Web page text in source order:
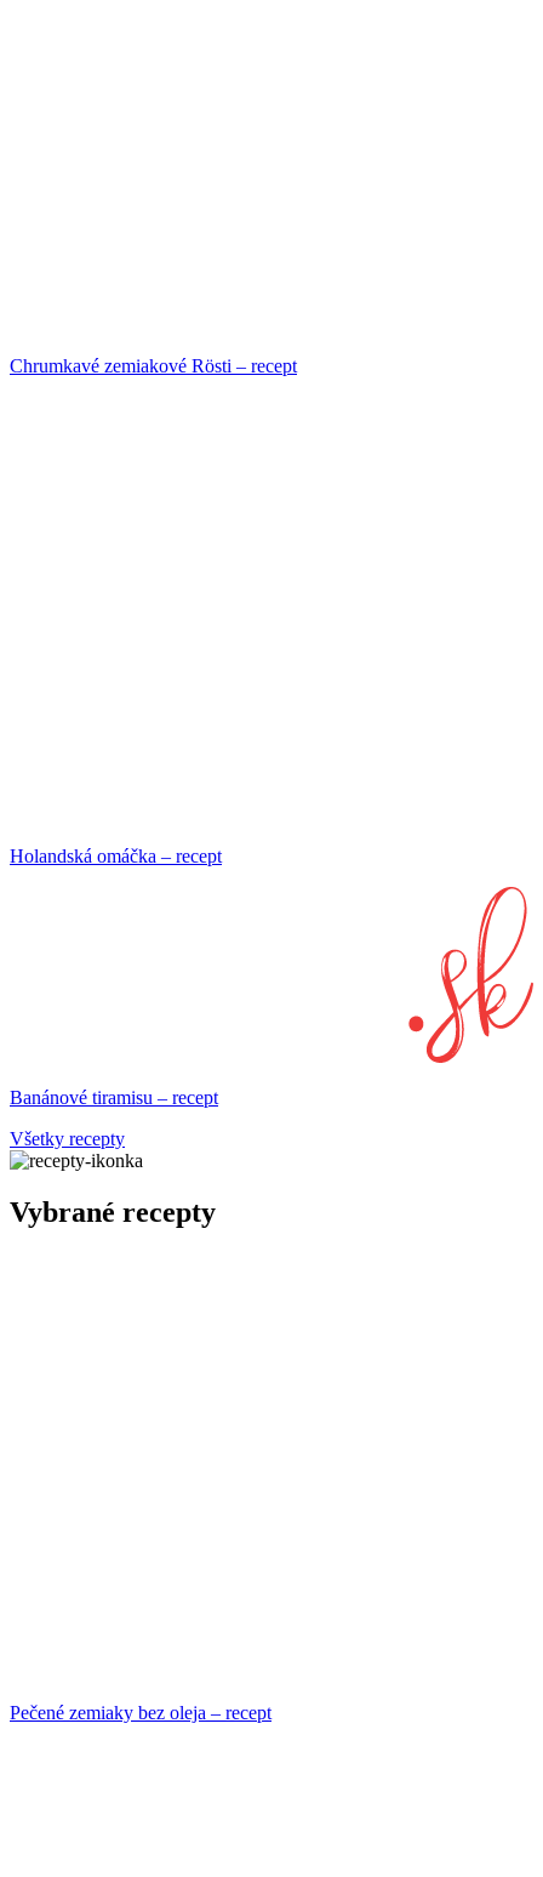
Chrumkavé zemiakové Rösti – recept
Holandská omáčka – recept
Banánové tiramisu – recept
Všetky recepty
Vybrané recepty
Pečené zemiaky bez oleja – recept